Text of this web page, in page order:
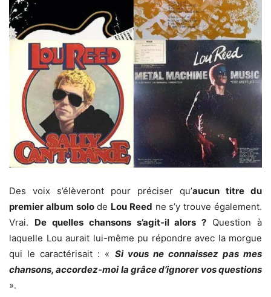
Des voix s’élèveront pour préciser qu’aucun titre du
premier album solode Lou Reed ne s’y trouve également.
Vrai. De quelles chansons s’agit-il alors ? Question à
laquelle Lou aurait lui-même pu répondre avec la morgue
qui le caractérisait : « Si vous ne connaissez pas mes
chansons, accordez-moi la grâce d’ignorer vos questions
».